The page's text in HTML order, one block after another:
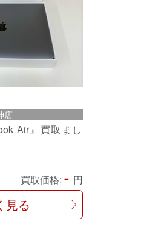
店
Air』買取まし
買取価格: - 円
見る